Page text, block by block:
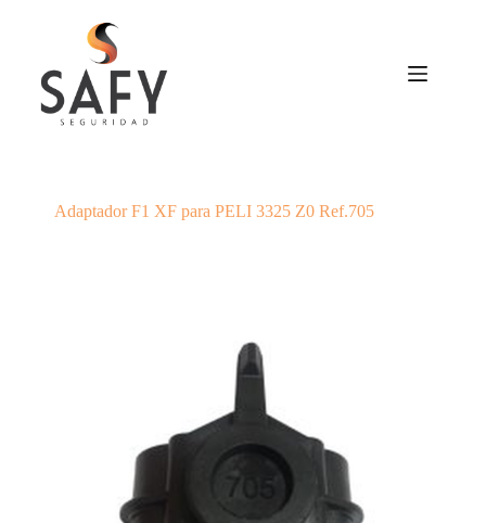
Adaptador F1 XF para PELI 3325 Z0 Ref.705